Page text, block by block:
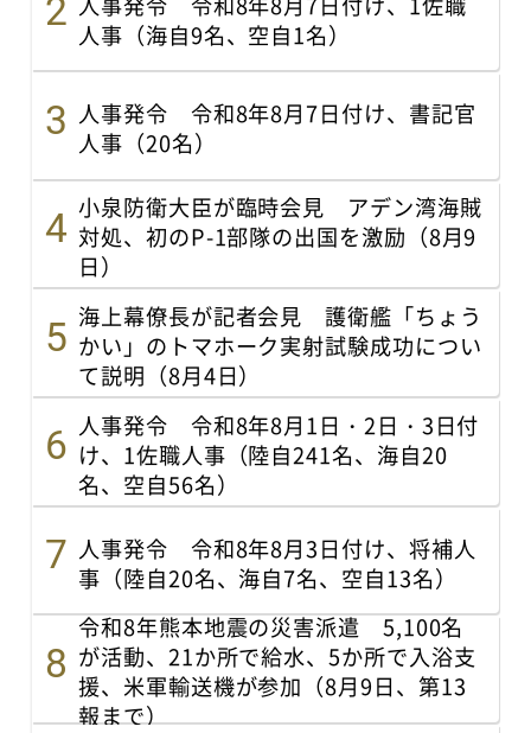
人事（海自9名、空自1名）
人事発令 令和8年8月7日付け、書記官
人事（20名）
小泉防衛大臣が臨時会見 アデン湾海賊
対処、初のP-1部隊の出国を激励（8月9
日）
海上幕僚長が記者会見 護衛艦「ちょう
かい」のトマホーク実射試験成功につい
て説明（8月4日）
人事発令 令和8年8月1日・2日・3日付
け、1佐職人事（陸自241名、海自20
名、空自56名）
人事発令 令和8年8月3日付け、将補人
事（陸自20名、海自7名、空自13名）
令和8年熊本地震の災害派遣 5,100名
が活動、21か所で給水、5か所で入浴支
援、米軍輸送機が参加（8月9日、第13
報まで）